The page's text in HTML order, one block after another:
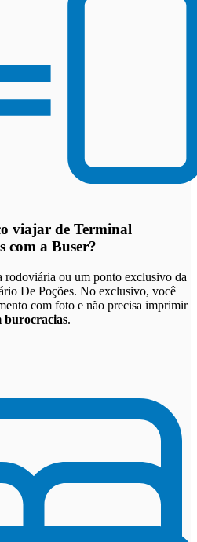
viajar de Terminal
com a Buser?
rodoviária ou um ponto exclusivo da
De Poções. No exclusivo, você
com foto e não precisa imprimir
burocracias.